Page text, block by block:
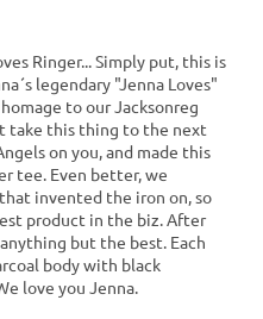
Ringer... Simply put, this is
legendary "Jenna Loves"
to our Jacksonreg
take this thing to the next
on you, and made this
tee. Even better, we
invented the iron on, so
product in the biz. After
but the best. Each
body with black
love you Jenna.